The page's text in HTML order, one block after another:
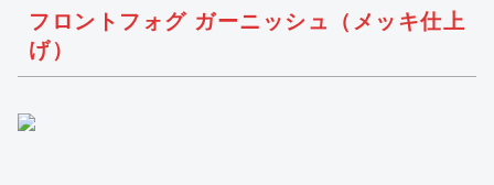
フロントフォグ ガーニッシュ（メッキ仕上
げ）